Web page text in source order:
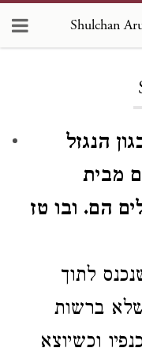
Shulchan
הנגזל
מבית
הם. ובו טז
לתוך
ברשות
וכשיוצא